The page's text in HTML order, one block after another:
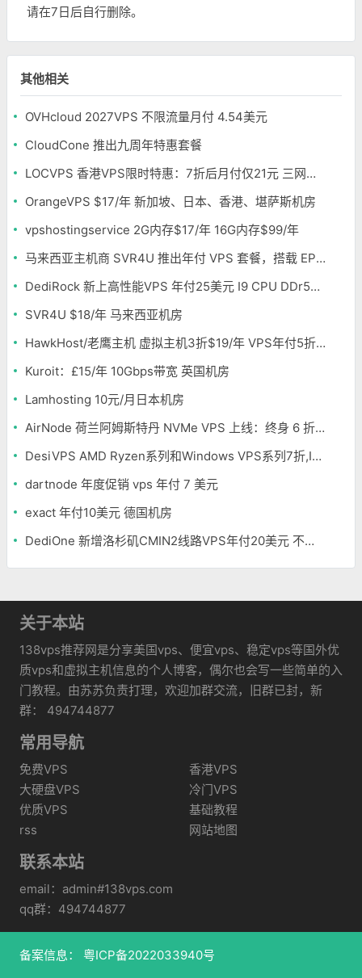
请在7日后自行删除。
其他相关
OVHcloud 2027VPS 不限流量月付 4.54美元
CloudCone 推出九周年特惠套餐
LOCVPS 香港VPS限时特惠：7折后月付仅21元 三网优化BGP线路 可选原生IP
OrangeVPS $17/年 新加坡、日本、香港、堪萨斯机房
vpshostingservice 2G内存$17/年 16G内存$99/年
马来西亚主机商 SVR4U 推出年付 VPS 套餐，搭载 EPYC/至强铂金，支持支付宝
DediRock 新上高性能VPS 年付25美元 I9 CPU DDr5内存 纽约机房
SVR4U $18/年 马来西亚机房
HawkHost/老鹰主机 虚拟主机3折$19/年 VPS年付5折$25/年
Kuroit：£15/年 10Gbps带宽 英国机房
Lamhosting 10元/月日本机房
AirNode 荷兰阿姆斯特丹 NVMe VPS 上线：终身 6 折，€1.99/月起，2.5Tbit/s DDoS 防护
DesiVPS AMD Ryzen系列和Windows VPS系列7折,Intel系列年付11.6美元
dartnode 年度促销 vps 年付 7 美元
exact 年付10美元 德国机房
DediOne 新增洛杉矶CMIN2线路VPS年付20美元 不限流量
关于本站
138vps推荐网是分享美国vps、便宜vps、稳定vps等国外优
质vps和虚拟主机信息的个人博客，偶尔也会写一些简单的入
门教程。由苏苏负责打理，欢迎加群交流，旧群已封，新
群： 494744877
常用导航
免费VPS
香港VPS
大硬盘VPS
冷门VPS
优质VPS
基础教程
rss
网站地图
联系本站
email：admin#138vps.com
qq群：494744877
备案信息： 粤ICP备2022033940号